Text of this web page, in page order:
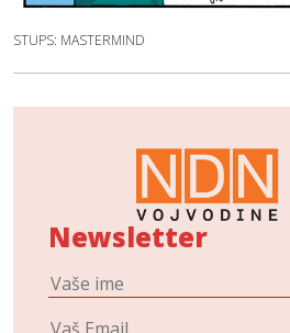
STUPS: MASTERMIND
Newsletter